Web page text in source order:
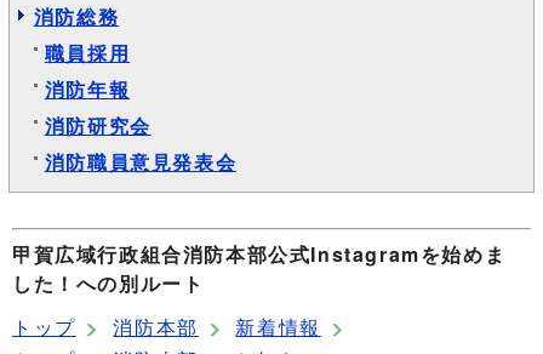
消防総務
職員採用
消防年報
消防研究会
消防職員意見発表会
甲賀広域行政組合消防本部公式Instagramを始めま
した！への別ルート
トップ
消防本部
新着情報